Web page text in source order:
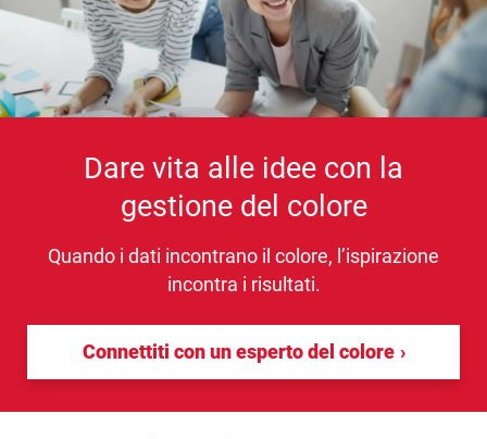
Dare vita alle idee con la
gestione del colore
Quando i dati incontrano il colore, l’ispirazione
incontra i risultati.
Connettiti con un esperto del colore